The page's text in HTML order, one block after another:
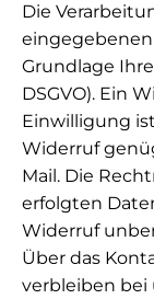
Die
Grundlage
DSGVO). Ein
Einwilligung
Widerruf
Mail. Die
erfolgten
Widerruf
Über das
verbleiben bei